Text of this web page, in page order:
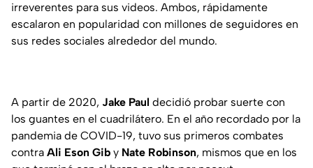
irreverentes para sus videos. Ambos, rápidamente
escalaron en popularidad con millones de seguidores en
sus redes sociales alrededor del mundo.
A partir de 2020, Jake Paul decidió probar suerte con
los guantes en el cuadrilátero. En el año recordado por la
pandemia de COVID-19, tuvo sus primeros combates
contra Ali Eson Gib y Nate Robinson, mismos que en los